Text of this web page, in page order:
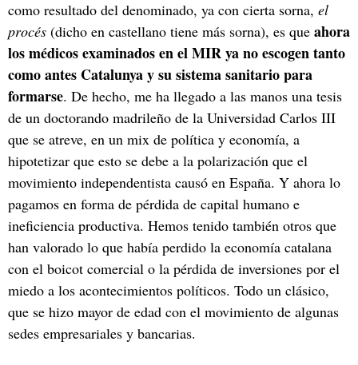
como resultado del denominado, ya con cierta sorna, el
procés (dicho en castellano tiene más sorna), es que ahora
los médicos examinados en el MIR ya no escogen tanto
como antes Catalunya y su sistema sanitario para
formarse. De hecho, me ha llegado a las manos una tesis
de un doctorando madrileño de la Universidad Carlos III
que se atreve, en un mix de política y economía, a
hipotetizar que esto se debe a la polarización que el
movimiento independentista causó en España. Y ahora lo
pagamos en forma de pérdida de capital humano e
ineficiencia productiva. Hemos tenido también otros que
han valorado lo que había perdido la economía catalana
con el boicot comercial o la pérdida de inversiones por el
miedo a los acontecimientos políticos. Todo un clásico,
que se hizo mayor de edad con el movimiento de algunas
sedes empresariales y bancarias.